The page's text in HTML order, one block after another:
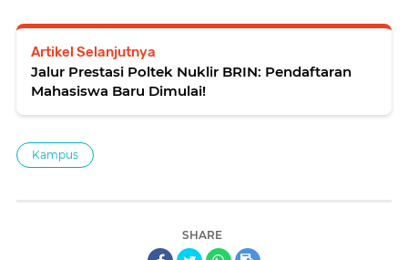
Artikel Selanjutnya
Jalur Prestasi Poltek Nuklir BRIN: Pendaftaran
Mahasiswa Baru Dimulai!
Kampus
SHARE